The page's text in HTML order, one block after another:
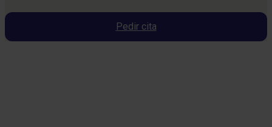
Pedir cita